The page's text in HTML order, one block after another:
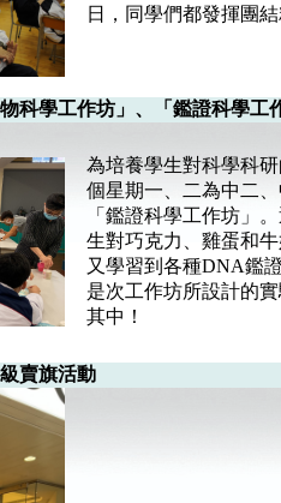
日，同學們都發揮團
科學工作坊」、「鑑證科學工
為培養學生對科學科
個星期一、二為中二
「鑑證科學工作坊」
生對巧克力、雞蛋和
又學習到各種DNA鑑
是次工作坊所設計的
其中！
賣旗活動